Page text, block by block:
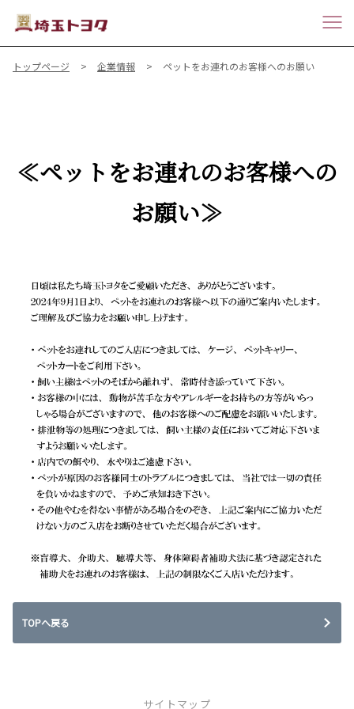
トップページ 企業情報 ペットをお連れのお客様へのお願い
≪ペットをお連れのお客様への
お願い≫
TOPへ戻る
サイトマップ